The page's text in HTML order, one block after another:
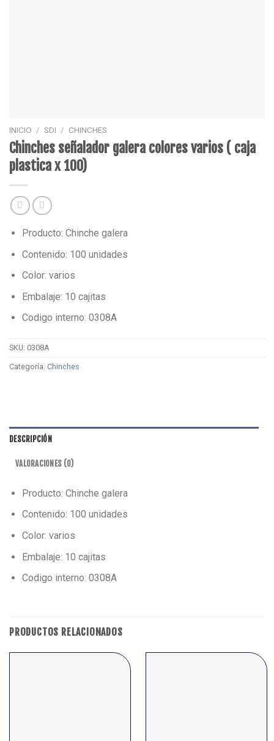
INICIO / SDI / CHINCHES
Chinches señalador galera colores varios ( caja
plastica x 100)
Producto: Chinche galera
Contenido: 100 unidades
Color: varios
Embalaje: 10 cajitas
Codigo interno: 0308A
SKU: 0308A
Categoría: Chinches
DESCRIPCIÓN
VALORACIONES (0)
Producto: Chinche galera
Contenido: 100 unidades
Color: varios
Embalaje: 10 cajitas
Codigo interno: 0308A
PRODUCTOS RELACIONADOS